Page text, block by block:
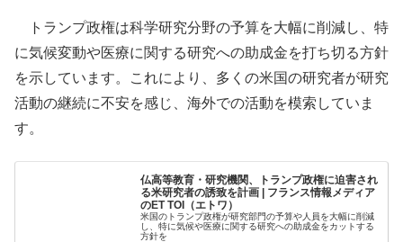
​トランプ政権は科学研究分野の予算を大幅に削減し、特
に気候変動や医療に関する研究への助成金を打ち切る方針
を示しています。​これにより、多くの米国の研究者が研究
活動の継続に不安を感じ、海外での活動を模索していま
す。
仏高等教育・研究機関、トランプ政権に迫害され
る米研究者の誘致を計画 | フランス情報メディア
のET TOI（エトワ）
米国のトランプ政権が研究部門の予算や人員を大幅に削減
し、特に気候や医療に関する研究への助成金をカットする
方針を